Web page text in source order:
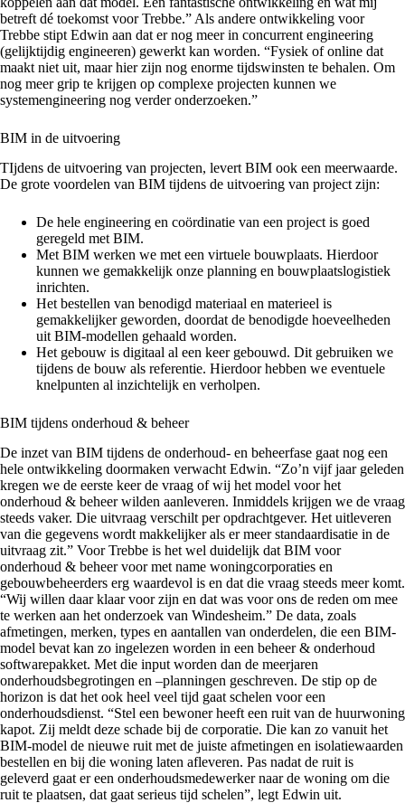
betreft dé toekomst voor Trebbe.” Als andere ontwikkeling voor
Trebbe stipt Edwin aan dat er nog meer in concurrent engineering
(gelijktijdig engineeren) gewerkt kan worden. “Fysiek of online dat
maakt niet uit, maar hier zijn nog enorme tijdswinsten te behalen. Om
nog meer grip te krijgen op complexe projecten kunnen we
systemengineering nog verder onderzoeken.”
BIM in de uitvoering
TIjdens de uitvoering van projecten, levert BIM ook een meerwaarde.
De grote voordelen van BIM tijdens de uitvoering van project zijn:
De hele engineering en coördinatie van een project is goed
geregeld met BIM.
Met BIM werken we met een virtuele bouwplaats. Hierdoor
kunnen we gemakkelijk onze planning en bouwplaatslogistiek
inrichten.
Het bestellen van benodigd materiaal en materieel is
gemakkelijker geworden, doordat de benodigde hoeveelheden
uit BIM-modellen gehaald worden.
Het gebouw is digitaal al een keer gebouwd. Dit gebruiken we
tijdens de bouw als referentie. Hierdoor hebben we eventuele
knelpunten al inzichtelijk en verholpen.
BIM tijdens onderhoud & beheer
De inzet van BIM tijdens de onderhoud- en beheerfase gaat nog een
hele ontwikkeling doormaken verwacht Edwin. “Zo’n vijf jaar geleden
kregen we de eerste keer de vraag of wij het model voor het
onderhoud & beheer wilden aanleveren. Inmiddels krijgen we de vraag
steeds vaker. Die uitvraag verschilt per opdrachtgever. Het uitleveren
van die gegevens wordt makkelijker als er meer standaardisatie in de
uitvraag zit.” Voor Trebbe is het wel duidelijk dat BIM voor
onderhoud & beheer voor met name woningcorporaties en
gebouwbeheerders erg waardevol is en dat die vraag steeds meer komt.
“Wij willen daar klaar voor zijn en dat was voor ons de reden om mee
te werken aan het onderzoek van Windesheim.” De data, zoals
afmetingen, merken, types en aantallen van onderdelen, die een BIM-
model bevat kan zo ingelezen worden in een beheer & onderhoud
softwarepakket. Met die input worden dan de meerjaren
onderhoudsbegrotingen en –planningen geschreven. De stip op de
horizon is dat het ook heel veel tijd gaat schelen voor een
onderhoudsdienst. “Stel een bewoner heeft een ruit van de huurwoning
kapot. Zij meldt deze schade bij de corporatie. Die kan zo vanuit het
BIM-model de nieuwe ruit met de juiste afmetingen en isolatiewaarden
bestellen en bij die woning laten afleveren. Pas nadat de ruit is
geleverd gaat er een onderhoudsmedewerker naar de woning om die
ruit te plaatsen, dat gaat serieus tijd schelen”, legt Edwin uit.